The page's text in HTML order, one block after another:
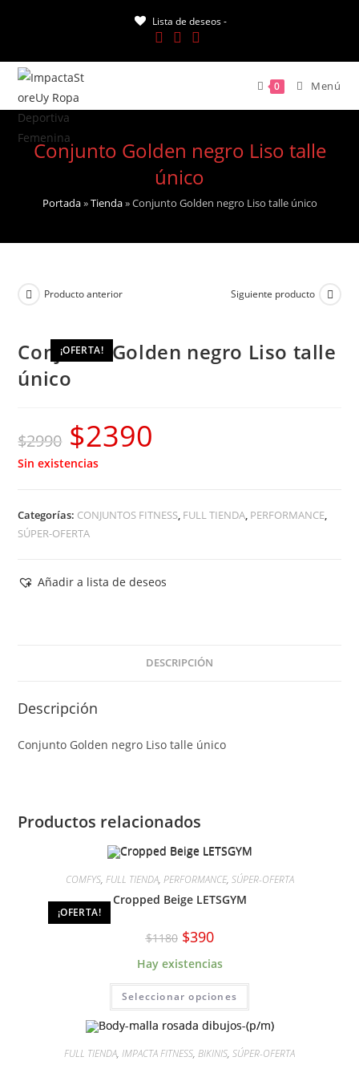
Lista de deseos -
0 Menú
Conjunto Golden negro Liso talle
único
Portada»Tienda»Conjunto Golden negro Liso talle único
¡OFERTA!
Producto anterior Siguiente producto
Conjunto Golden negro Liso talle
único
$2990 El
precio
$2990.
$2390
Sin existencias
Categorías: CONJUNTOS FITNESS, FULL TIENDA, PERFORMANCE,
SÚPER-OFERTA
Añadir a lista de deseos
DESCRIPCIÓN
Descripción
Conjunto Golden negro Liso talle único
Productos relacionados
¡OFERTA!
COMFYS, FULL TIENDA, PERFORMANCE, SÚPER-OFERTA
Cropped Beige LETSGYM
$1180 El
precio
original
era:
$390El
precio
es:
Hay existencias
Seleccionar opciones
Este
tiene
múltiples
variantes.
opciones
FULL TIENDA, IMPACTA FITNESS, BIKINIS, SÚPER-OFERTA